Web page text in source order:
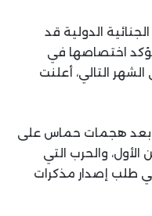
الدولية قد
شباط 2021 قرارا يؤكد اختصاصها في
التالي، أعلنت
بعد هجمات حماس على
والحرب التي
طلب إصدار مذكرات